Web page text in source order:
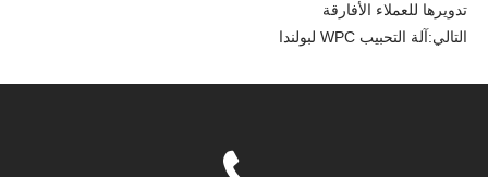
تدويرها للعملاء الأفارقة
التالي:آلة التحبيب WPC لبولندا